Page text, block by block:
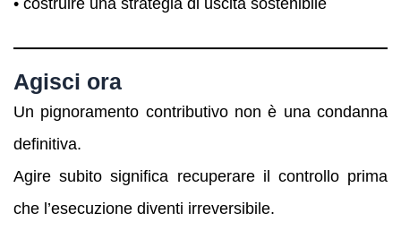
• costruire una strategia di uscita sostenibile
Agisci ora
Un pignoramento contributivo non è una condanna
definitiva.
Agire subito significa recuperare il controllo prima
che l’esecuzione diventi irreversibile.